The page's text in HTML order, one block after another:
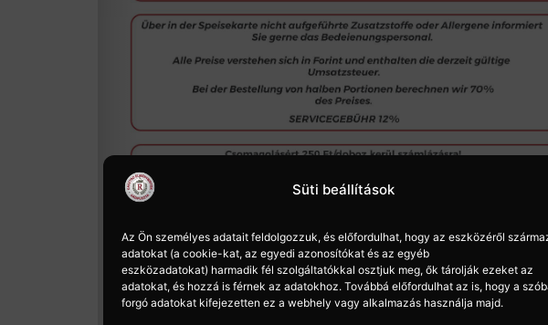
Süti beállítások
Az Ön személyes adatait feldolgozzuk, és előfordulhat, hogy az eszközéről
adatokat (a cookie-kat, az egyedi azonosítókat és az egyéb
eszközadatokat) harmadik fél szolgáltatókkal osztjuk meg, ők tárolják ezeket az
adatokat, és hozzá is férnek az adatokhoz. Továbbá előfordulhat az is, hogy a
forgó adatokat kifejezetten ez a webhely vagy alkalmazás használja majd.